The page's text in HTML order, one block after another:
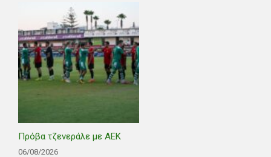
Πρόβα τζενεράλε με ΑΕΚ
06/08/2026